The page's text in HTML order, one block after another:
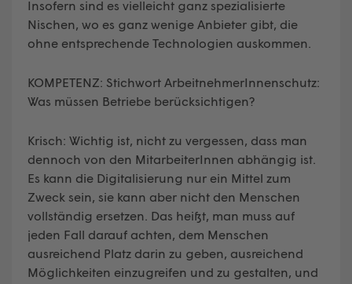
Insofern sind es vielleicht ganz spezialisierte
Nischen, wo es ganz wenige Anbieter gibt, die
ohne entsprechende Technologien auskommen.
KOMPETENZ: Stichwort ArbeitnehmerInnenschutz:
Was müssen Betriebe berücksichtigen?
Krisch: Wichtig ist, nicht zu vergessen, dass man
dennoch von den MitarbeiterInnen abhängig ist.
Es kann die Digitalisierung nur ein Mittel zum
Zweck sein, sie kann aber nicht den Menschen
vollständig ersetzen. Das heißt, man muss auf
jeden Fall darauf achten, dem Menschen
ausreichend Platz darin zu geben, ausreichend
Möglichkeiten einzugreifen und zu gestalten, und